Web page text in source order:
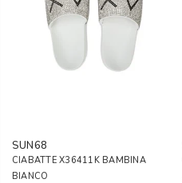
SUN68
CIABATTE X36411K BAMBINA
BIANCO